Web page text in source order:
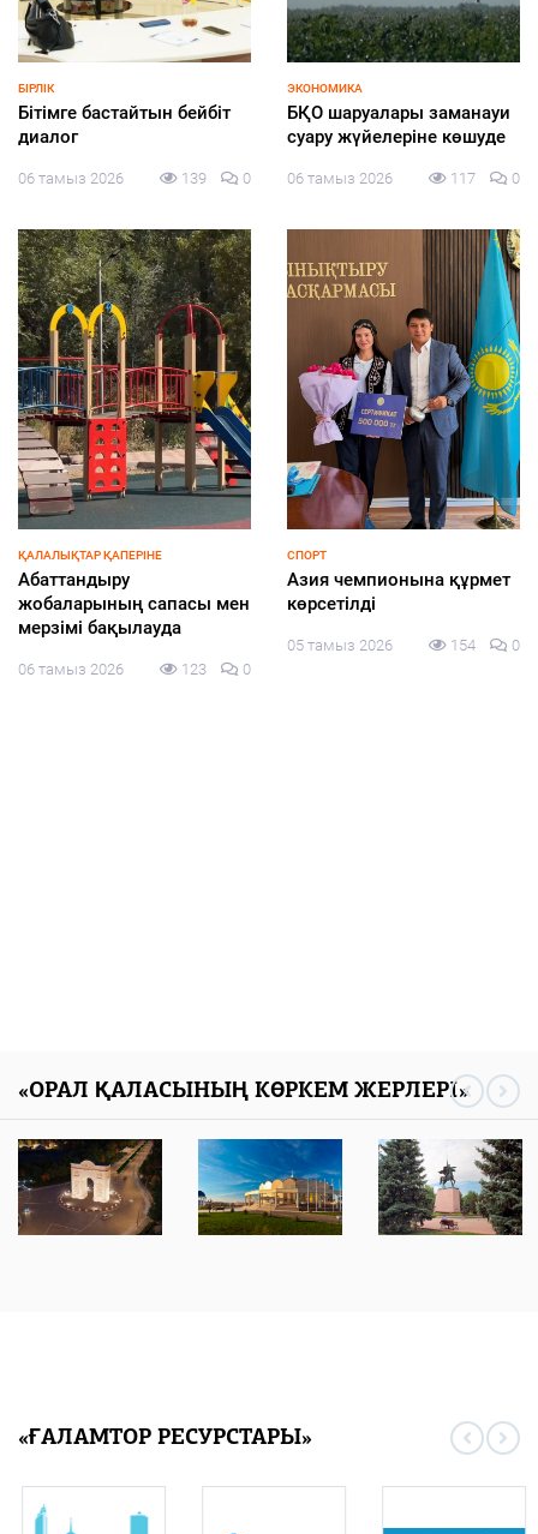
БІРЛІК
Бітімге бастайтын бейбіт
диалог
06 тамыз 2026 139 0
ҚАЛАЛЫҚТАР ҚАПЕРІНЕ
Абаттандыру
жобаларының сапасы мен
мерзімі бақылауда
06 тамыз 2026 123 0
ЭКОНОМИКА
БҚО шаруалары заманауи
суару жүйелеріне көшуде
06 тамыз 2026 117 0
СПОРТ
Азия чемпионына құрмет
көрсетілді
05 тамыз 2026 154 0
«ОРАЛ ҚАЛАСЫНЫҢ КӨРКЕМ ЖЕРЛЕРІ»
«ҒАЛАМТОР РЕСУРСТАРЫ»